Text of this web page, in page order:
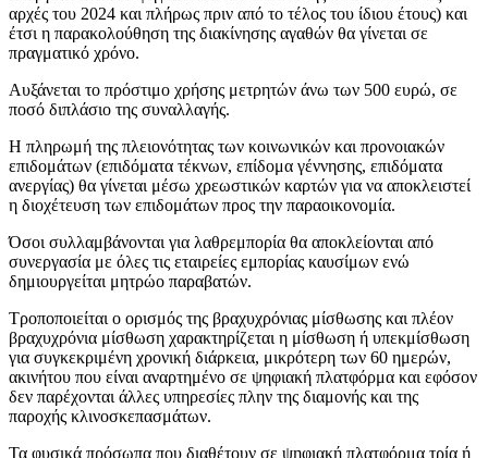
αρχές του 2024 και πλήρως πριν από το τέλος του ίδιου έτους) και
έτσι η παρακολούθηση της διακίνησης αγαθών θα γίνεται σε
πραγματικό χρόνο.
Αυξάνεται το πρόστιμο χρήσης μετρητών άνω των 500 ευρώ, σε
ποσό διπλάσιο της συναλλαγής.
Η πληρωμή της πλειονότητας των κοινωνικών και προνοιακών
επιδομάτων (επιδόματα τέκνων, επίδομα γέννησης, επιδόματα
ανεργίας) θα γίνεται μέσω χρεωστικών καρτών για να αποκλειστεί
η διοχέτευση των επιδομάτων προς την παραοικονομία.
Όσοι συλλαμβάνονται για λαθρεμπορία θα αποκλείονται από
συνεργασία με όλες τις εταιρείες εμπορίας καυσίμων ενώ
δημιουργείται μητρώο παραβατών.
Τροποποιείται ο ορισμός της βραχυχρόνιας μίσθωσης και πλέον
βραχυχρόνια μίσθωση χαρακτηρίζεται η μίσθωση ή υπεκμίσθωση
για συγκεκριμένη χρονική διάρκεια, μικρότερη των 60 ημερών,
ακινήτου που είναι αναρτημένο σε ψηφιακή πλατφόρμα και εφόσον
δεν παρέχονται άλλες υπηρεσίες πλην της διαμονής και της
παροχής κλινοσκεπασμάτων.
Τα φυσικά πρόσωπα που διαθέτουν σε ψηφιακή πλατφόρμα τρία ή